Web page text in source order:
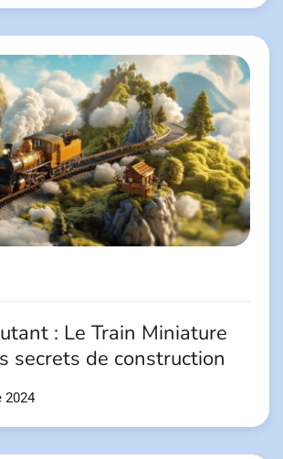
: Le Train Miniature
secrets de construction
2024